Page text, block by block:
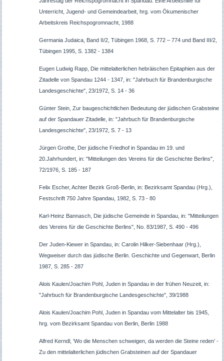
Unterricht, Jugend- und Gemeindearbeit, hrg. vom Ökumenischer
Arbeitskreis Reichspogromnacht, 1988
Germania Judaica, Band II/2, Tübingen 1968, S. 772 – 774 und Band III/2,
Tübingen 1995, S. 1382 - 1384
Eugen Ludwig Rapp, Die mittelalterlichen hebräischen Epitaphien aus der
Zitadelle von Spandau 1244 - 1347, in: "Jahrbuch für Brandenburgische
Landesgeschichte", 23/1972, S. 14 - 36
Günter Stein, Zur baugeschichtlichen Bedeutung der jüdischen Grabsteine
auf der Spandauer Zitadelle, in: "Jahrbuch für Brandenburgische
Landesgeschichte", 23/1972, S. 7 - 13
Jürgen Grothe, Der jüdische Friedhof in Spandau im 19. und
20.Jahrhundert, in: "Mitteilungen des Vereins für die Geschichte Berlins",
72/1976, S. 185 - 187
Felix Escher, Achter Bezirk Groß-Berlin, in: Bezirksamt Spandau (Hrg.),
Festschrift 750 Jahre Spandau, 1982, S. 73 - 80
Karl-Heinz Bannasch, Die jüdische Gemeinde in Spandau, in: "Mitteilungen
des Vereins für die Geschichte Berlins", No. 83/1987, S. 490 - 496
Der Juden-Kiewer in Spandau, in: Carolin Hilker-Siebenhaar (Hrg.),
Wegweiser durch das jüdische Berlin. Geschichte und Gegenwart, Berlin
1987, S. 285 - 287
Alois Kaulen/Joachim Pohl, Juden in Spandau in der frühen Neuzeit, in:
"Jahrbuch für Brandenburgische Landesgeschichte", 39/1988
Alois Kaulen/Joachim Pohl, Juden in Spandau vom Mittelalter bis 1945,
hrg. vom Bezirksamt Spandau von Berlin, Berlin 1988
Alfred Kerndl, ‘Wo die Menschen schweigen, da werden die Steine reden’ -
Zu den mittelalterlichen jüdischen Grabsteinen auf der Spandauer